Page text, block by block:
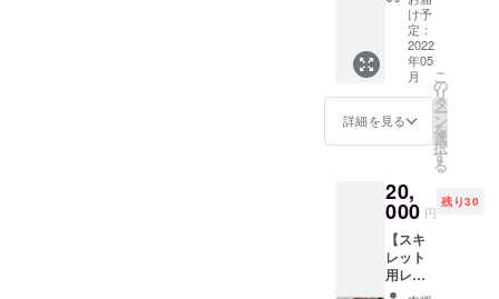
34cm×
80cm /
綿100%
/ 日本製
市で生
産しま
カラー
はレッ
ド / ブ
ルー / イ
エロー
からお
選びく
ます。
※BBQ
などを
するた
めにあ
め区画
が必要
ちらの
リター
ンにご
支援い
ただけ
ますと
客様の
み、
タープ
設営を
可とし
ます。
その
アなど
は自由
ちくだ
さい。
レンタ
ステー
ジ使用
料5,000
円（税
別）の
ご負
担、ご
6アー
ティス
ト出演
（予
定）。
※スペー
料金：
入場時
1drink
代 600
円 出
演：イ
ンター
ネット
で出演
（締切
を設定 /
応募多
数の場
合は映
像審査
をさせ
VARIT.
の藤岡
店長の
故郷
じゃな
いです
か！ こ
ういう
ことに
感じて
しまう
南出で
すが、
すぐに
ご連絡
させて
な、、
、と考
えてい
たとこ
ca*caさ
んのス
トラッ
と思い
至った
次第で
す。 そ
してこ
ちらの
コラボ
回、音
楽とア
ウトド
アの架
け橋と
うな返
礼品
え、 ア
ウトド
アギア
ばかり
ではな
く、音
の方々
もたく
さん使
用され
ている
ター・
ベース
スト
ラッ
プ。 イ
ケベ楽
器様で
もお取
グの返
礼品と
して
我々
「BEAT
CAMP /
ハッテ
レー
ション
けるこ
とにな
りまし
“特別の
本”を。
この一
言で十
分です
よね。
ca*caさ
トドア
な雰囲
気を感
じるオ
リジナ
ルスト
ine(カー
マイ
ン)]】
イン
ター
ネット
でスト
ラップ
ショッ
まれる
「ca*ca
」。 通
販サイ
ト
→https:
//minne.
け予
定：
2022
年05
月
詳細を見る
こ
の
リ
タ
ー
ン
を
選
択
す
る
20,
000 円
残り30
【スキ
レット
用レ
ザーハ